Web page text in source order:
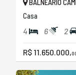
BALNEÁRIO
Casa
4 6 2
R$ 11.650.000,